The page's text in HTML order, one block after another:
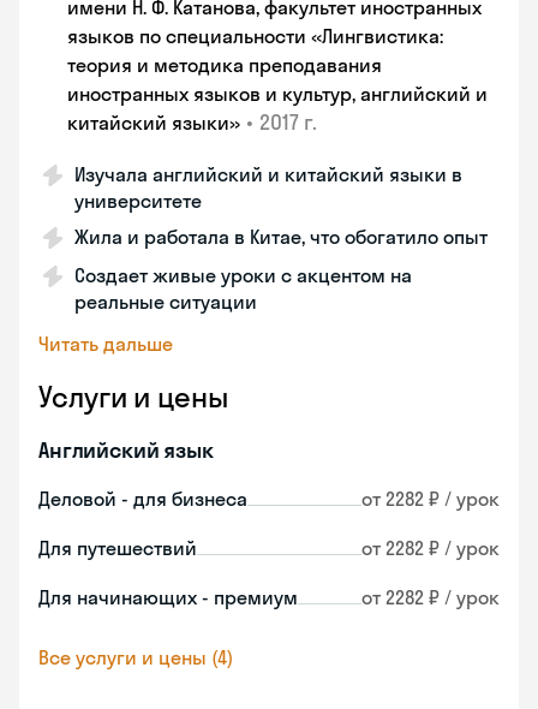
имени Н. Ф. Катанова, факультет иностранных
языков по специальности «Лингвистика:
теория и методика преподавания
иностранных языков и культур, английский и
китайский языки» • 2017 г.
Изучала английский и китайский языки в
университете
Жила и работала в Китае, что обогатило опыт
Создает живые уроки с акцентом на
реальные ситуации
Читать дальше
Услуги и цены
Английский язык
Деловой - для бизнеса от 2282 ₽ / урок
Для путешествий от 2282 ₽ / урок
Для начинающих - премиум от 2282 ₽ / урок
Все услуги и цены (4)